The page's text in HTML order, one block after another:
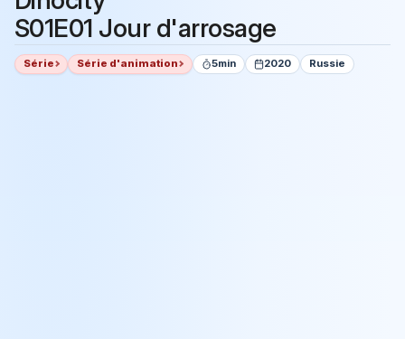
S01E01 Jour d'arrosage
Série Série d'animation 5min 2020 Russie